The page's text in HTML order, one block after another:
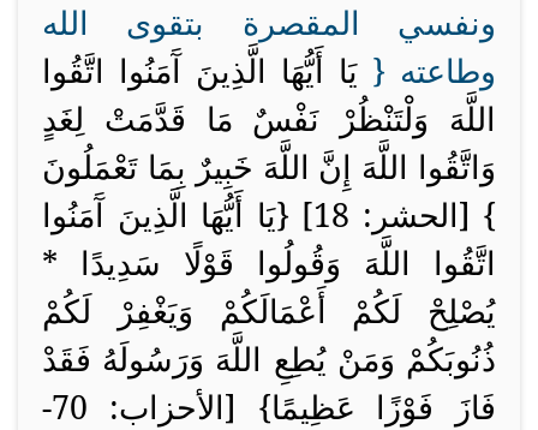
ونفسي المقصرة بتقوى الله
وطاعته { يَا أَيُّهَا الَّذِينَ آَمَنُوا اتَّقُوا
اللَّهَ وَلْتَنْظُرْ نَفْسٌ مَا قَدَّمَتْ لِغَدٍ
وَاتَّقُوا اللَّهَ إِنَّ اللَّهَ خَبِيرٌ بِمَا تَعْمَلُونَ
} [الحشر: 18] {
يَا أَيُّهَا الَّذِينَ آَمَنُوا
اتَّقُوا اللَّهَ وَقُولُوا قَوْلًا سَدِيدًا *
يُصْلِحْ لَكُمْ أَعْمَالَكُمْ وَيَغْفِرْ لَكُمْ
ذُنُوبَكُمْ وَمَنْ يُطِعِ اللَّهَ وَرَسُولَهُ فَقَدْ
فَازَ فَوْزًا عَظِيمًا} [الأحزاب: 70-